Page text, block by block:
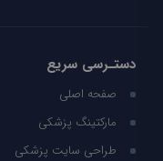
دستـرسی سریع
صفحه اصلی
مارکتینگ پزشکی
طراحی سایت پزشکی